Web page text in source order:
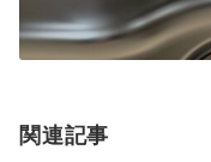
関連記事